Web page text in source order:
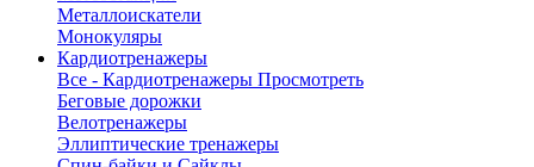
Металлоискатели
Монокуляры
Кардиотренажеры
Все - Кардиотренажеры Просмотреть
Беговые дорожки
Велотренажеры
Эллиптические тренажеры